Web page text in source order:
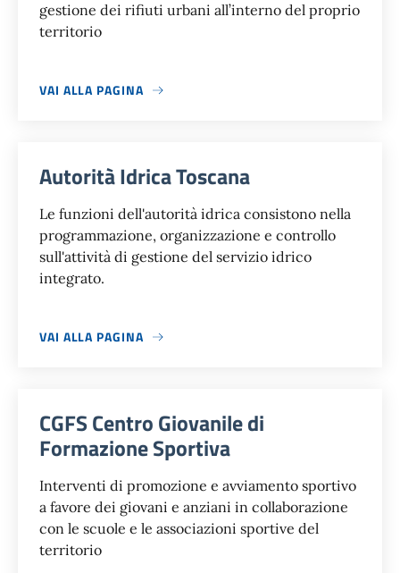
gestione dei rifiuti urbani all’interno del proprio
territorio
VAI ALLA PAGINA
Autorità Idrica Toscana
Le funzioni dell'autorità idrica consistono nella
programmazione, organizzazione e controllo
sull'attività di gestione del servizio idrico
integrato.
VAI ALLA PAGINA
CGFS Centro Giovanile di
Formazione Sportiva
Interventi di promozione e avviamento sportivo
a favore dei giovani e anziani in collaborazione
con le scuole e le associazioni sportive del
territorio